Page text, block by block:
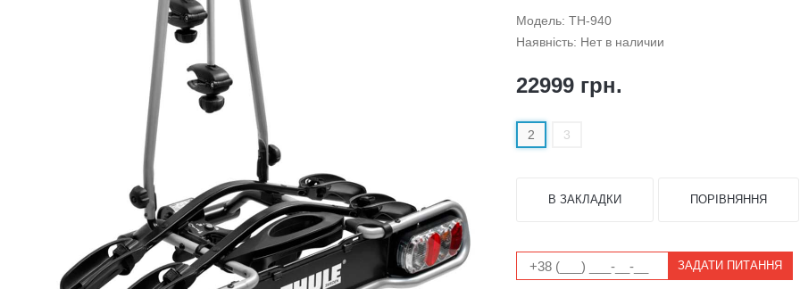
Модель: TH-940
Наявність: Нет в наличии
22999 грн.
2 3
В ЗАКЛАДКИ ПОРІВНЯННЯ
ЗАДАТИ ПИТАННЯ